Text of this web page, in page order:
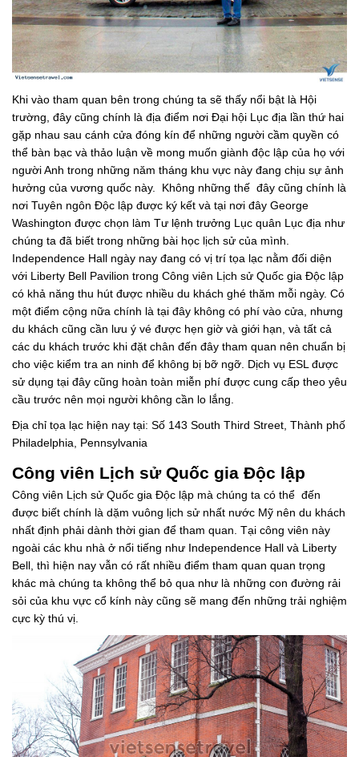
Khi vào tham quan bên trong chúng ta sẽ thấy nổi bật là Hội
trường, đây cũng chính là địa điểm nơi Đại hội Lục địa lần thứ hai
gặp nhau sau cánh cửa đóng kín để những người cầm quyền có
thể bàn bạc và thảo luận về mong muốn giành độc lập của họ với
người Anh trong những năm tháng khu vực này đang chịu sự ảnh
hưởng của vương quốc này. Không những thế đây cũng chính là
nơi Tuyên ngôn Độc lập được ký kết và tại nơi đây George
Washington được chọn làm Tư lệnh trưởng Lục quân Lục địa như
chúng ta đã biết trong những bài học lịch sử của mình.
Independence Hall ngày nay đang có vị trí tọa lạc nằm đối diện
với Liberty Bell Pavilion trong Công viên Lịch sử Quốc gia Độc lập
có khả năng thu hút được nhiều du khách ghé thăm mỗi ngày. Có
một điểm cộng nữa chính là tại đây không có phí vào cửa, nhưng
du khách cũng cần lưu ý vé được hẹn giờ và giới hạn, và tất cả
các du khách trước khi đặt chân đến đây tham quan nên chuẩn bị
cho việc kiểm tra an ninh để không bị bỡ ngỡ. Dịch vụ ESL được
sử dụng tại đây cũng hoàn toàn miễn phí được cung cấp theo yêu
cầu trước nên mọi người không cần lo lắng.
Địa chỉ tọa lạc hiện nay tại: Số 143 South Third Street, Thành phố
Philadelphia, Pennsylvania
Công viên Lịch sử Quốc gia Độc lập
Công viên Lịch sử Quốc gia Độc lập mà chúng ta có thể đến
được biết chính là dặm vuông lịch sử nhất nước Mỹ nên du khách
nhất định phải dành thời gian để tham quan. Tại công viên này
ngoài các khu nhà ở nổi tiếng như Independence Hall và Liberty
Bell, thì hiện nay vẫn có rất nhiều điểm tham quan quan trọng
khác mà chúng ta không thể bỏ qua như là những con đường rải
sỏi của khu vực cổ kính này cũng sẽ mang đến những trải nghiệm
cực kỳ thú vị.